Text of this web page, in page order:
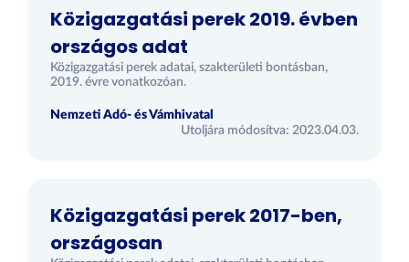
Közigazgatási perek 2019. évben
országos adat
Közigazgatási perek adatai, szakterületi bontásban,
2019. évre vonatkozóan.
Nemzeti Adó- és Vámhivatal
Utoljára módosítva: 2023.04.03.
Közigazgatási perek 2017-ben,
országosan